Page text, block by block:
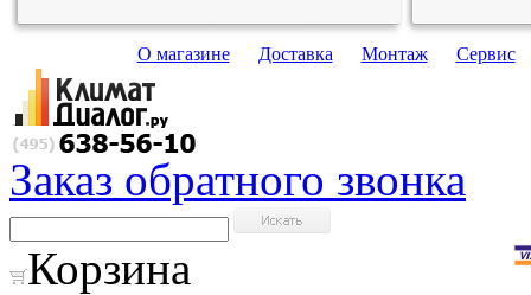
О магазине Доставка Монтаж Сервис
Заказ обратного звонка
Корзина